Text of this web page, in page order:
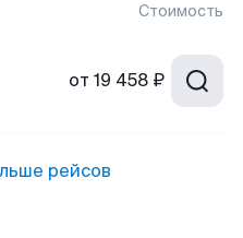
Стоимость
от 19 458 ₽
рейсов